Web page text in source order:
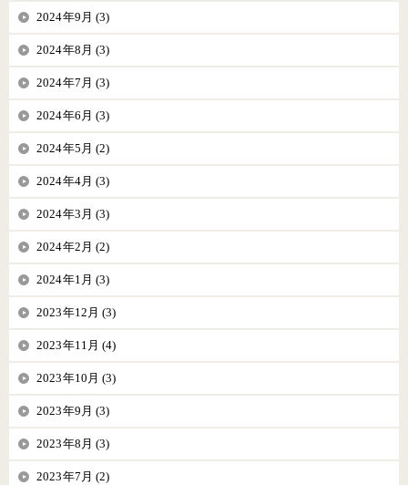
2024年9月 (3)
2024年8月 (3)
2024年7月 (3)
2024年6月 (3)
2024年5月 (2)
2024年4月 (3)
2024年3月 (3)
2024年2月 (2)
2024年1月 (3)
2023年12月 (3)
2023年11月 (4)
2023年10月 (3)
2023年9月 (3)
2023年8月 (3)
2023年7月 (2)